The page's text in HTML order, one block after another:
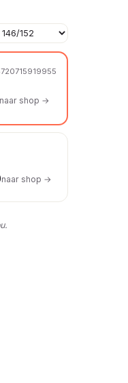
naar shop →
naar shop →